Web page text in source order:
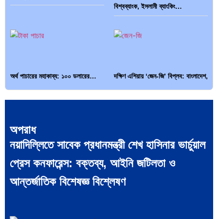
বিশ্বব্যাংক, ইসলামী ব্যাংকিং…
অর্থ পাচারের মহাকাব্য: ১০০ ডলারের…
দক্ষিণ এশিয়ায় ‘জেন-জি’ বিপ্লব: বাংলাদেশ,
ভারত মহাসাগরের অশ্রু: শ্রীলঙ্কার ২৬…
অপরাধ
নয়াদিল্লিতে সাবেক প্রধানমন্ত্রী শেখ হাসিনার ভার্চুয়াল
প্রেস কনফারেন্স: বক্তব্য, আইনি জটিলতা ও
আন্তর্জাতিক বিশেষজ্ঞ বিশ্লেষণ